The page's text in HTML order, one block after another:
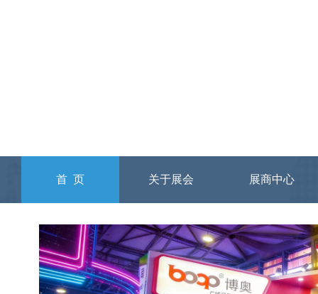
首 页 关于展会 展商中心